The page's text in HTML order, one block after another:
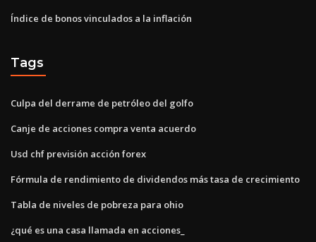
Índice de bonos vinculados a la inflación
Tags
Culpa del derrame de petróleo del golfo
Canje de acciones compra venta acuerdo
Usd chf previsión acción forex
Fórmula de rendimiento de dividendos más tasa de crecimiento
Tabla de niveles de pobreza para ohio
¿qué es una casa llamada en acciones_